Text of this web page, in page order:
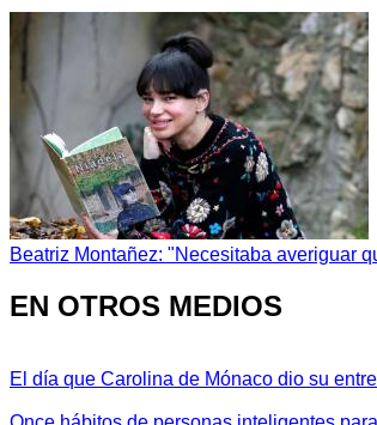
Beatriz Montañez: "Necesitaba averiguar
EN OTROS MEDIOS
El día que Carolina de Mónaco dio su